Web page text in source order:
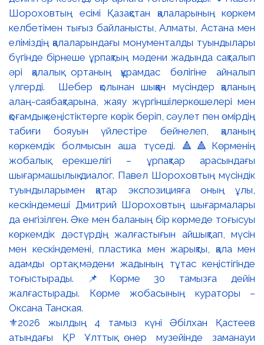
⚜️2026 жылдың 4 тамыз күні Әбілхан Қастеев
атындағы ҚР Ұлттық өнер музейінде заманауи